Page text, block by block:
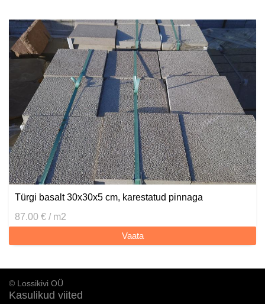
Türgi basalt 30x30x5 cm, karestatud pinnaga
87.00 € / m2
Vaata
© Lossikivi OÜ
Kasulikud viited